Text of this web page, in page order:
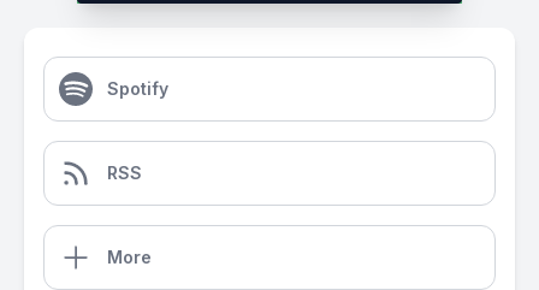
Spotify
RSS
More